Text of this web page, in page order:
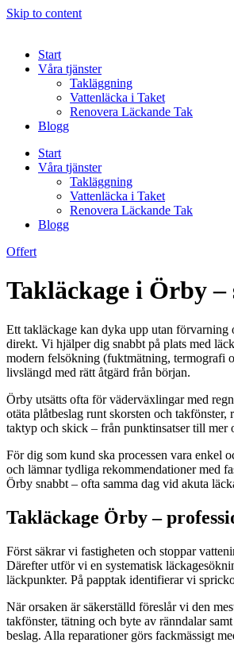
Skip to content
Start
Våra tjänster
Takläggning
Vattenläcka i Taket
Renovera Läckande Tak
Blogg
Start
Våra tjänster
Takläggning
Vattenläcka i Taket
Renovera Läckande Tak
Blogg
Offert
Takläckage i Örby
Ett takläckage kan dyka upp utan
direkt. Vi hjälper dig snabbt på plats med
modern felsökning (fuktmätning, termografi
livslängd med rätt åtgärd från början.
Örby utsätts ofta för väderväxlingar med
otäta plåtbeslag runt skorsten och
taktyp och skick – från punktinsatser till mer
För dig som kund ska processen vara enkel
och lämnar tydliga rekommendationer med
Örby snabbt – ofta samma dag vid akuta
Takläckage Örby –
Först säkrar vi fastigheten och stoppar
Därefter utför vi en systematisk
läckpunkter. På papptak identifierar vi
När orsaken är säkerställd föreslår vi den
takfönster, tätning och byte av ränndalar
beslag. Alla reparationer görs fackmässigt